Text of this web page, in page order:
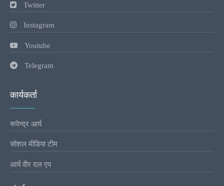
Twitter
Instagram
Youtube
Telegram
कार्यकर्ता
रूपेन्द्र आर्य
सोशल मीडिया टीम
आर्य वीर दल एप